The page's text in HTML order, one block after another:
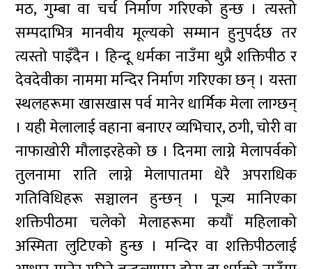
मठ, गुम्बा वा चर्च निर्माण गरिएको हुन्छ । त्यस्तो
सम्पदाभित्र मानवीय मूल्यको सम्मान हुनुपर्दछ तर
त्यस्तो पाइँदैन । हिन्दू धर्मका नाउँमा थुप्रै शक्तिपीठ र
देवदेवीका नाममा मन्दिर निर्माण गरिएका छन् । यस्ता
स्थलहरूमा खासखास पर्व मानेर धार्मिक मेला लाग्छन्
। यही मेलालाई वहाना बनाएर व्यभिचार, ठगी, चोरी वा
नाफाखोरी मौलाइरहेको छ । दिनमा लाग्ने मेलापर्वको
तुलनामा राति लाग्ने मेलापातमा धेरै अपराधिक
गतिविधिहरू सञ्चालन हुन्छन् । पूज्य मानिएका
शक्तिपीठमा चलेको मेलाहरूमा कयौं महिलाको
अस्मिता लुटिएको हुन्छ । मन्दिर वा शक्तिपीठलाई